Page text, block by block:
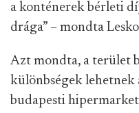
a konténerek bérleti
drága” – mondta
Azt mondta, a terület
különbségek
budapesti